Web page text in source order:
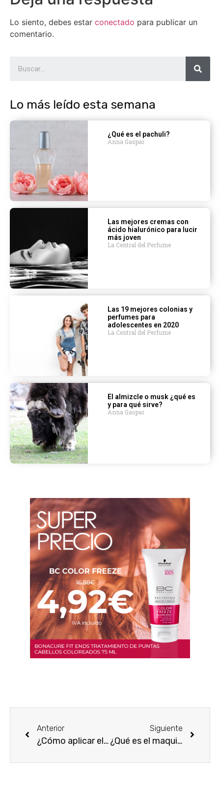
Lo siento, debes estar conectado para publicar un
comentario.
Lo más leído esta semana
¿Qué es el pachuli?
Anna Gaspar
Las mejores cremas con
ácido hialurónico para lucir
más joven
La Central del Perfume
Las 19 mejores colonias y
perfumes para
adolescentes en 2020
La Central del Perfume
El almizcle o musk ¿qué es
y para qué sirve?
Anna Gaspar
Anterior
¿Cómo aplicar el blush o colorete según el tipo de rostro?
Siguiente
¿Qué es el maquillaje no comedogénico y por qué es mejor para tu piel?